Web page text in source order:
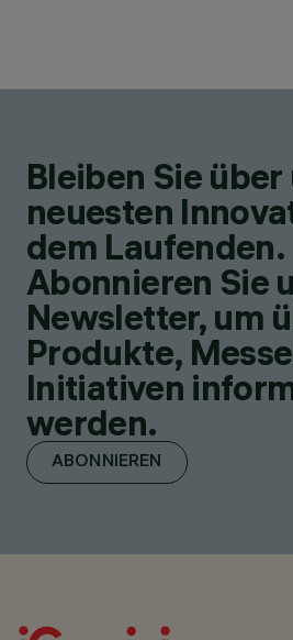
Bleiben Sie
neuesten
dem Laufenden.
Abonnieren Sie
Newsletter, um
Produkte,
Initiativen
werden.
ABONNIEREN